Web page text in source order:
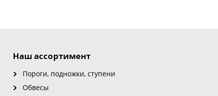
Наш ассортимент
Пороги, подножки, ступени
Обвесы